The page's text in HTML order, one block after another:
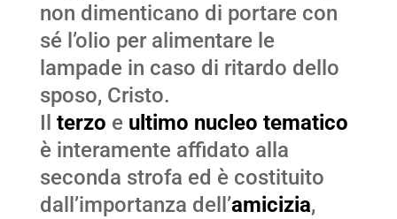
non dimenticano di portare con
sé l’olio per alimentare le
lampade in caso di ritardo dello
sposo, Cristo.
Il terzo e ultimo nucleo tematico
è interamente affidato alla
seconda strofa ed è costituito
dall’importanza dell’amicizia,